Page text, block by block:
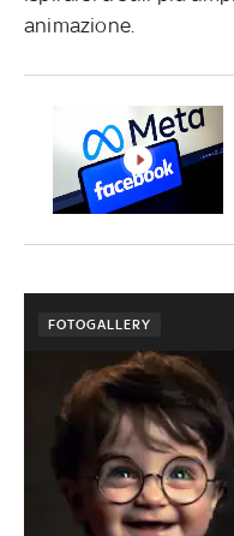
animazione.
FOTOGALLERY